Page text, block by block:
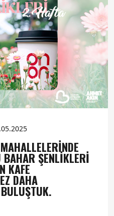
BAHAR ŞENLIKLERI
KAFE
DAHA